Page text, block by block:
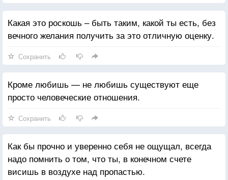
Какая это роскошь – быть таким, какой ты есть, без
вечного желания получить за это отличную оценку.
Сохранить
Кроме любишь — не любишь существуют еще
просто человеческие отношения.
Сохранить
Как бы прочно и уверенно себя не ощущал, всегда
надо помнить о том, что ты, в конечном счете
висишь в воздухе над пропастью.